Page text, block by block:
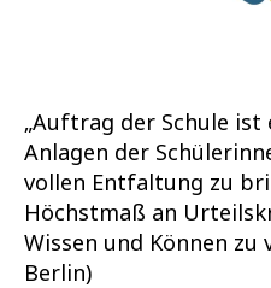
„Auftrag der Schule ist
Anlagen der
vollen Entfaltung zu
Höchstmaß an
Wissen und Können zu
Berlin)